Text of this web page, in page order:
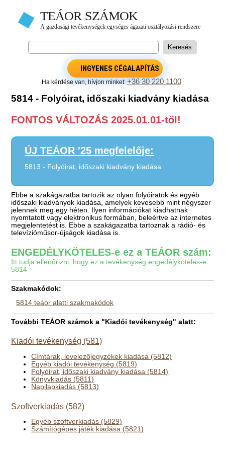
INGYENES CÉGALAPÍTÁS
Ha kérdése van, hívjon minket:+36 30 220 1100
5814 - Folyóirat, időszaki kiadvány kiadása
FONTOS VÁLTOZÁS 2025.01.01-től!
ÚJ TEÁOR '25 megfelelője:
5813 - Folyóirat, időszaki kiadvány kiadása
Ebbe a szakágazatba tartozik az olyan folyóiratok és egyéb
időszaki kiadványok kiadása, amelyek kevesebb mint négyszer
jelennek meg egy héten. Ilyen információkat kiadhatnak
nyomtatott vagy elektronikus formában, beleértve az internetes
megjelentetést is. Ebbe a szakágazatba tartoznak a rádió- és
televízióműsor-újságok kiadása is.
ENGEDÉLYKÖTELES-e ez a TEÁOR szám:
Itt tudja ellenőrizni, hogy ez a tevékenység engedélyköteles-e:
5814
Szakmakódok:
5814 teáor alatti szakmakódok
További TEÁOR számok a "Kiadói tevékenység" alatt:
Kiadói tevékenység (581)
Címtárak, levelezőjegyzékek kiadása (5812)
Egyéb kiadói tevékenység (5819)
Folyóirat, időszaki kiadvány kiadása (5814)
Könyvkiadás (5811)
Napilapkiadás (5813)
Szoftverkiadás (582)
Egyéb szoftverkiadás (5829)
Számítógépes játék kiadása (5821)